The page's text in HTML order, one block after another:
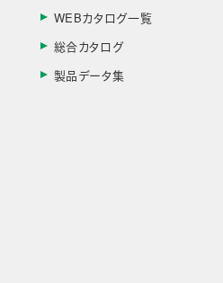
WEBカタログ一覧
総合カタログ
製品データ集